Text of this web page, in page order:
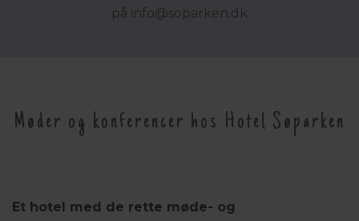
på info@soparken.dk
Møder og konferencer hos Hotel Søparken
Et hotel med de rette møde- og